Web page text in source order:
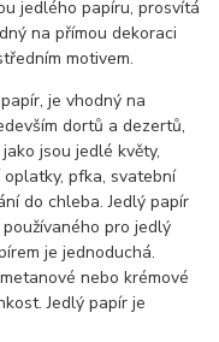
jedlého papíru, prosvítá
na přímou dekoraci
motivem.
je vhodný na
dortů a dezertů,
jsou jedlé květy,
pfka, svatební
do chleba. Jedlý papír
pro jedlý
je jednoduchá.
nebo krémové
Jedlý papír je